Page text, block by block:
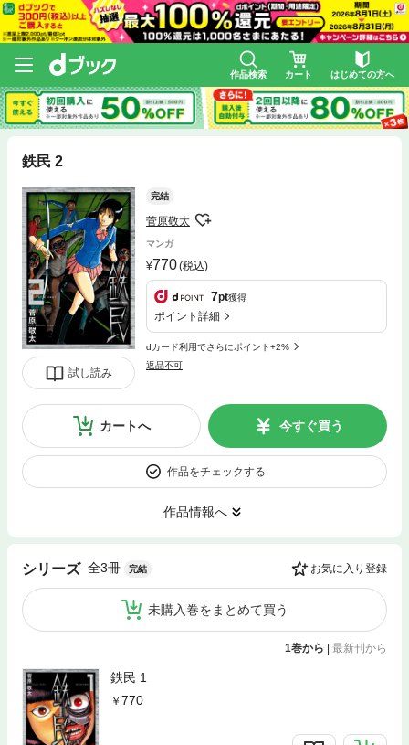
作品検索 カート はじめての方へ
鉄民 2
試し読み
完結
菅原敬太
マンガ
770(税込)
7pt獲得
ポイント詳細
dカード利用でさらにポイント+2%
返品不可
カートへ 今すぐ買う
作品をチェックする
作品情報へ
シリーズ 全3冊 完結 お気に入り登録
未購入巻をまとめて買う
1巻から | 最新刊から
鉄民 1
770